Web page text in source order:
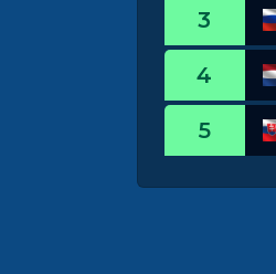
3
4
5